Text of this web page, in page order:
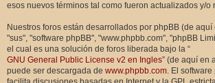
esos nuevos términos tal como fueron actualizados y/o
Nuestros foros están desarrollados por phpBB (de
"sus", "software phpBB", "www.phpbb.com", "phpBB
el cual es una solución de foros liberada bajo la “
GNU General Public License v2 en Ingles” (de aquí en
puede ser descargada de www.phpbb.com. El